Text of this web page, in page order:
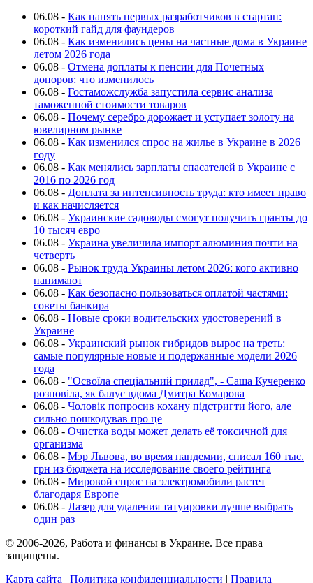
06.08 - Как нанять первых разработчиков в стартап:
короткий гайд для фаундеров
06.08 - Как изменились цены на частные дома в Украине
летом 2026 года
06.08 - Отмена доплаты к пенсии для Почетных
доноров: что изменилось
06.08 - Гостаможслужба запустила сервис анализа
таможенной стоимости товаров
06.08 - Почему серебро дорожает и уступает золоту на
ювелирном рынке
06.08 - Как изменился спрос на жилье в Украине в 2026
году
06.08 - Как менялись зарплаты спасателей в Украине с
2016 по 2026 год
06.08 - Доплата за интенсивность труда: кто имеет право
и как начисляется
06.08 - Украинские садоводы смогут получить гранты до
10 тысяч евро
06.08 - Украина увеличила импорт алюминия почти на
четверть
06.08 - Рынок труда Украины летом 2026: кого активно
нанимают
06.08 - Как безопасно пользоваться оплатой частями:
советы банкира
06.08 - Новые сроки водительских удостоверений в
Украине
06.08 - Украинский рынок гибридов вырос на треть:
самые популярные новые и подержанные модели 2026
года
06.08 - "Освоїла спеціальний прилад", - Саша Кучеренко
розповіла, як балує вдома Дмитра Комарова
06.08 - Чоловік попросив кохану підстригти його, але
сильно пошкодував про це
06.08 - Очистка воды может делать её токсичной для
организма
06.08 - Мэр Львова, во время пандемии, списал 160 тыс.
грн из бюджета на исследование своего рейтинга
06.08 - Мировой спрос на электромобили растет
благодаря Европе
06.08 - Лазер для удаления татуировки лучше выбрать
один раз
© 2006-2026, Работа и финансы в Украине. Все права
защищены.
Карта сайта | Политика конфиденциальности | Правила